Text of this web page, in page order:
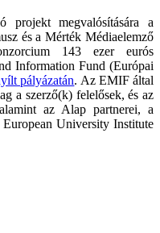
projekt megvalósítására a
és a Mérték Médiaelemző
143 ezer eurós
Information Fund (Európai
pályázatán. Az EMIF által
a szerző(k) felelősek, és az
az Alap partnerei, a
University Institute